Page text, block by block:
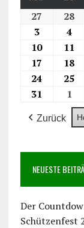
27
28
3
4
10
11
17
18
24
25
31
1
Zurück
NEUESTE
Der
Schützenfest